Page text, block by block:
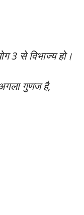
3 से विभाज्य हो।
गुणज है,